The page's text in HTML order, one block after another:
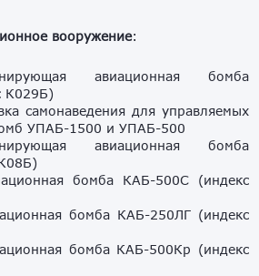
вооружение:
авиационная бомба
К029Б)
самонаведения для управляемых
УПАБ-1500 и УПАБ-500
авиационная бомба
бомба КАБ-500С (индекс
бомба КАБ-250ЛГ (индекс
бомба КАБ-500Кр (индекс